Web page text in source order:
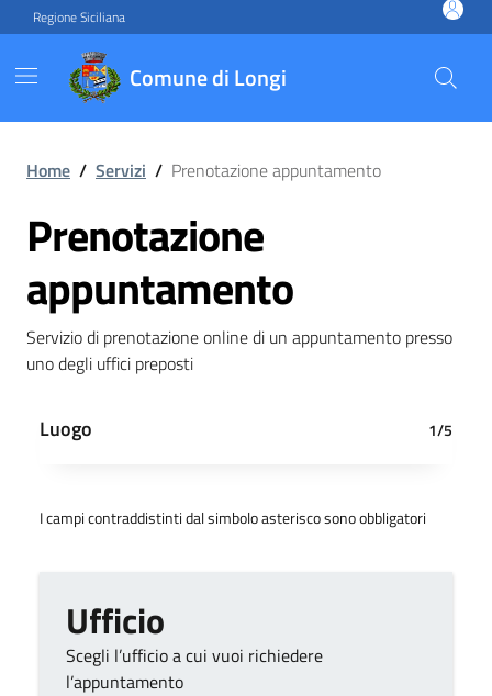
Vai ai contenuti
Vai al footer
Regione Siciliana
Comune di Longi
Prenotazione
Home / Servizi / Prenotazione appuntamento
Prenotazione
appuntamento
Servizio di prenotazione online di un appuntamento presso
uno degli uffici preposti
Luogo 1/5
I campi contraddistinti dal simbolo asterisco sono obbligatori
Ufficio
Scegli l’ufficio a cui vuoi richiedere
l’appuntamento